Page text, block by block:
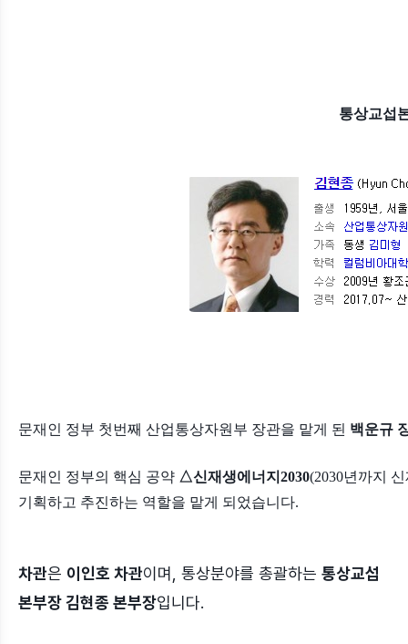
통상교섭
문재인 정부 첫번째 산업통상자원부 장관을 맡게 된 백운규
문재인 정부의 핵심 공약 △신재생에너지2030(2030년까지
기획하고 추진하는 역할을 맡게 되었습니다.
차관은 이인호 차관이며, 통상분야를 총괄하는 통상교섭
본부장 김현종 본부장입니다.